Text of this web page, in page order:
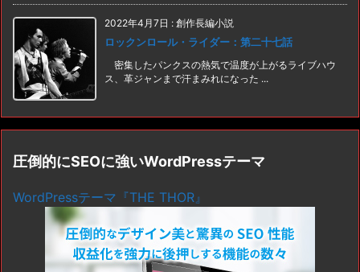
2022年4月7日 : 創作長編小説
ロックンロール・ライダー：第二十七話
密集したパンクスの熱気で温度が上がるライブハウ
ス、革ジャンまで汗まみれになった ...
圧倒的にSEOに強いWordPressテーマ
WordPressテーマ『THE THOR』